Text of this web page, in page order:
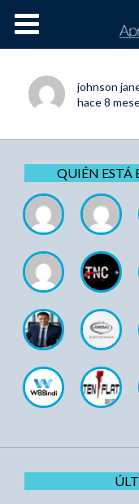
Cursos OnLine
johnson
hace 8
QUIÉN ESTÁ